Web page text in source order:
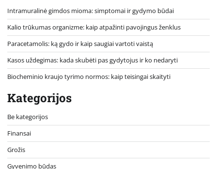
Intramuralinė gimdos mioma: simptomai ir gydymo būdai
Kalio trūkumas organizme: kaip atpažinti pavojingus ženklus
Paracetamolis: ką gydo ir kaip saugiai vartoti vaistą
Kasos uždegimas: kada skubėti pas gydytojus ir ko nedaryti
Biocheminio kraujo tyrimo normos: kaip teisingai skaityti
Kategorijos
Be kategorijos
Finansai
Grožis
Gyvenimo būdas